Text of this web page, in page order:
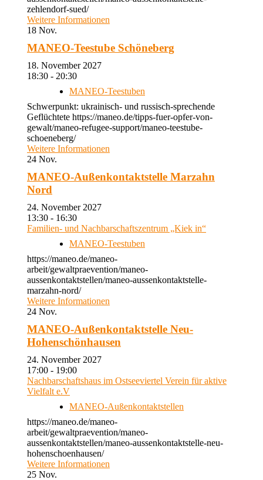
zehlendorf-sued/
Weitere Informationen
18 Nov.
MANEO-Teestube Schöneberg
18. November 2027
18:30 - 20:30
MANEO-Teestuben
Schwerpunkt: ukrainisch- und russisch-sprechende
Geflüchtete https://maneo.de/tipps-fuer-opfer-von-
gewalt/maneo-refugee-support/maneo-teestube-
schoeneberg/
Weitere Informationen
24 Nov.
MANEO-Außenkontaktstelle Marzahn
Nord
24. November 2027
13:30 - 16:30
Familien- und Nachbarschaftszentrum „Kiek in“
MANEO-Teestuben
https://maneo.de/maneo-
arbeit/gewaltpraevention/maneo-
aussenkontaktstellen/maneo-aussenkontaktstelle-
marzahn-nord/
Weitere Informationen
24 Nov.
MANEO-Außenkontaktstelle Neu-
Hohenschönhausen
24. November 2027
17:00 - 19:00
Nachbarschaftshaus im Ostseeviertel Verein für aktive
Vielfalt e.V
MANEO-Außenkontaktstellen
https://maneo.de/maneo-
arbeit/gewaltpraevention/maneo-
aussenkontaktstellen/maneo-aussenkontaktstelle-neu-
hohenschoenhausen/
Weitere Informationen
25 Nov.